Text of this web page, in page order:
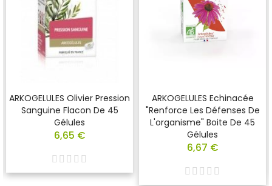
ARKOGELULES Olivier Pression
Sanguine Flacon De 45
Gélules
6,65 €
ARKOGELULES Echinacée
"renforce Les Défenses De
L'organisme" Boite De 45
Gélules
6,67 €